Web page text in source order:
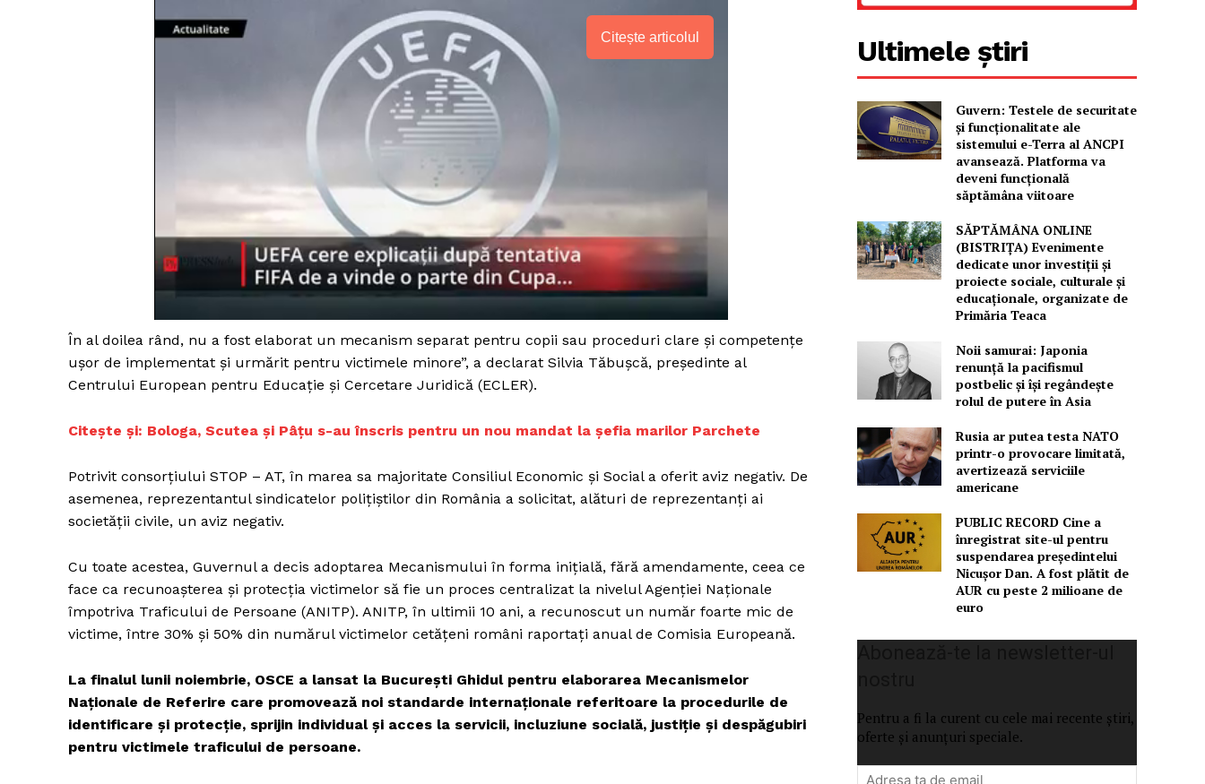
Un proiect
FREEDOM HOUSE
ROMÂNIA
PRESShub
Despre noi / Echipa
Contact
Citește articolul
În al doilea rând, nu a fost elaborat un mecanism separat pentru copii sau proceduri clare și competențe
ușor de implementat și urmărit pentru victimele minore”, a declarat Silvia Tăbușcă, președinte al
Centrului European pentru Educație și Cercetare Juridică (ECLER).
Citește și: Bologa, Scutea şi Pâţu s-au înscris pentru un nou mandat la şefia marilor Parchete
Potrivit consorțiului STOP – AT, în marea sa majoritate Consiliul Economic și Social a oferit aviz negativ. De
asemenea, reprezentantul sindicatelor polițiștilor din România a solicitat, alături de reprezentanți ai
societății civile, un aviz negativ.
Cu toate acestea, Guvernul a decis adoptarea Mecanismului în forma inițială, fără amendamente, ceea ce
face ca recunoașterea și protecția victimelor să fie un proces centralizat la nivelul Agenției Naționale
împotriva Traficului de Persoane (ANITP). ANITP, în ultimii 10 ani, a recunoscut un număr foarte mic de
victime, între 30% și 50% din numărul victimelor cetățeni români raportați anual de Comisia Europeană.
La finalul lunii noiembrie, OSCE a lansat la București Ghidul pentru elaborarea Mecanismelor
Naționale de Referire care promovează noi standarde internaționale referitoare la procedurile de
identificare și protecție, sprijin individual și acces la servicii, incluziune socială, justiție și despăgubiri
pentru victimele traficului de persoane.
Ultimele știri
Guvern: Testele de securitate
și funcționalitate ale
sistemului e-Terra al ANCPI
avansează. Platforma va
deveni funcțională
săptămâna viitoare
SĂPTĂMÂNA ONLINE
(BISTRIȚA) Evenimente
dedicate unor investiții și
proiecte sociale, culturale și
educaționale, organizate de
Primăria Teaca
Noii samurai: Japonia
renunță la pacifismul
postbelic și își regândește
rolul de putere în Asia
Rusia ar putea testa NATO
printr-o provocare limitată,
avertizează serviciile
americane
PUBLIC RECORD Cine a
înregistrat site-ul pentru
suspendarea președintelui
Nicușor Dan. A fost plătit de
AUR cu peste 2 milioane de
euro
Pentru a fi la curent cu cele mai recente știri,
oferte și anunțuri speciale.